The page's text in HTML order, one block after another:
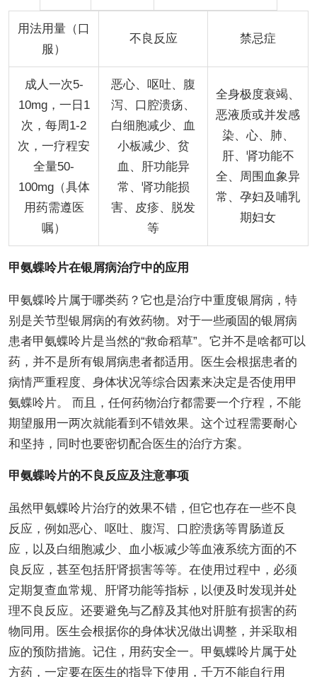
用法用量（口
服）
不良反应 禁忌症
成人一次5-
10mg，一日1
次，每周1-2
次，一疗程安
全量50-
100mg（具体
用药需遵医
嘱）
恶心、呕吐、腹
泻、口腔溃疡、
白细胞减少、血
小板减少、贫
血、肝功能异
常、肾功能损
害、皮疹、脱发
等
全身极度衰竭、
恶液质或并发感
染、心、肺、
肝、肾功能不
全、周围血象异
常、孕妇及哺乳
期妇女
甲氨蝶呤片在银屑病治疗中的应用
甲氨蝶呤片属于哪类药？它也是治疗中重度银屑病，特
别是关节型银屑病的有效药物。对于一些顽固的银屑病
患者甲氨蝶呤片是当然的“救命稻草”。它并不是啥都可以
药，并不是所有银屑病患者都适用。医生会根据患者的
病情严重程度、身体状况等综合因素来决定是否使用甲
氨蝶呤片。 而且，任何药物治疗都需要一个疗程，不能
期望服用一两次就能看到不错效果。这个过程需要耐心
和坚持，同时也要密切配合医生的治疗方案。
甲氨蝶呤片的不良反应及注意事项
虽然甲氨蝶呤片治疗的效果不错，但它也存在一些不良
反应，例如恶心、呕吐、腹泻、口腔溃疡等胃肠道反
应，以及白细胞减少、血小板减少等血液系统方面的不
良反应，甚至包括肝肾损害等等。在使用过程中，必须
定期复查血常规、肝肾功能等指标，以便及时发现并处
理不良反应。还要避免与乙醇及其他对肝脏有损害的药
物同用。医生会根据你的身体状况做出调整，并采取相
应的预防措施。记住，用药安全一。甲氨蝶呤片属于处
方药，一定要在医生的指导下使用，千万不能自行用